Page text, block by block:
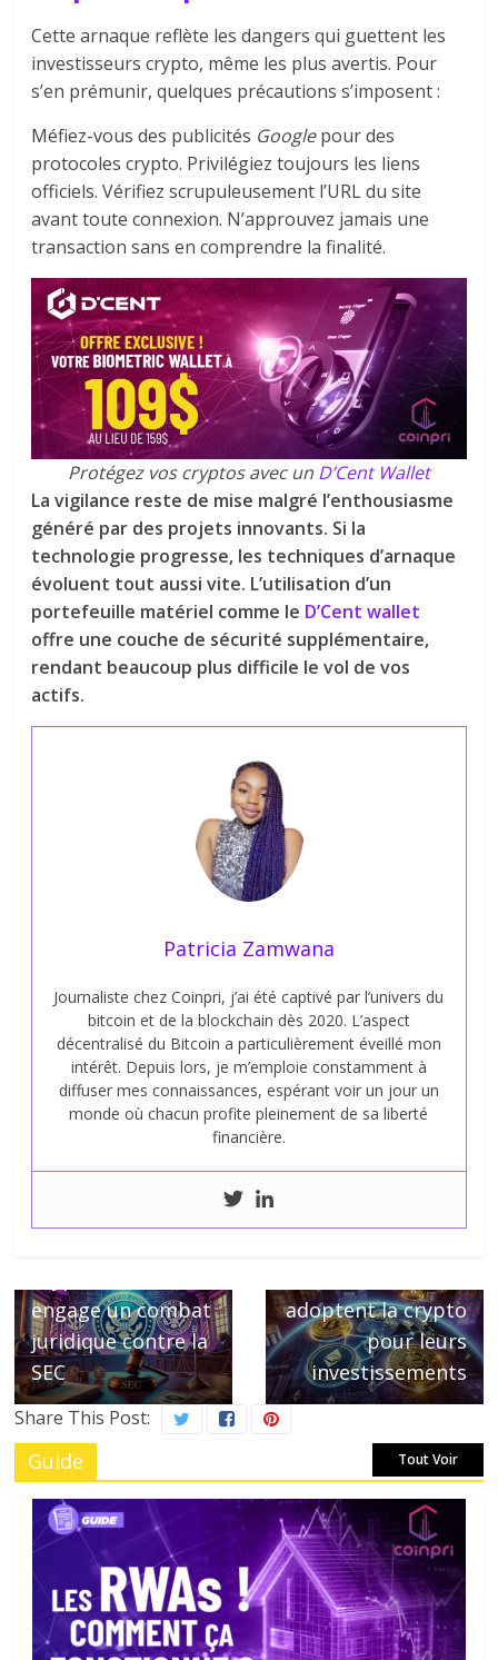
Cette arnaque reflète les dangers qui guettent les
investisseurs crypto, même les plus avertis. Pour
s’en prémunir, quelques précautions s’imposent :
Méfiez-vous des publicités Googlepour des
protocoles crypto. Privilégiez toujours les liens
officiels. Vérifiez scrupuleusement l’URL du site
avant toute connexion. N’approuvez jamais une
transaction sans en comprendre la finalité.
Protégez vos cryptos avec unD’Cent Wallet
La vigilance reste de mise malgré l’enthousiasme
généré par des projets innovants. Si la
technologie progresse, les techniques d’arnaque
évoluent tout aussi vite. L’utilisation d’un
portefeuille matériel comme le D’Cent wallet
offre une couche de sécurité supplémentaire,
rendant beaucoup plus difficile le vol de vos
actifs.
Patricia Zamwana
Journaliste chez Coinpri, j’ai été captivé par l’univers du
bitcoin et de la blockchain dès 2020. L’aspect
décentralisé du Bitcoin a particulièrement éveillé mon
intérêt. Depuis lors, je m’emploie constamment à
diffuser mes connaissances, espérant voir un jour un
monde où chacun profite pleinement de sa liberté
financière.
engage un combat
juridique contre la
SEC
adoptent la crypto
pour leurs
investissements
Share This Post:
Guide Tout Voir